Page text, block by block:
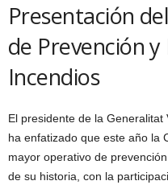
Presentación
de Prevención
Incendios
El presidente de la
ha enfatizado que este año la
mayor operativo de
de su historia, con la